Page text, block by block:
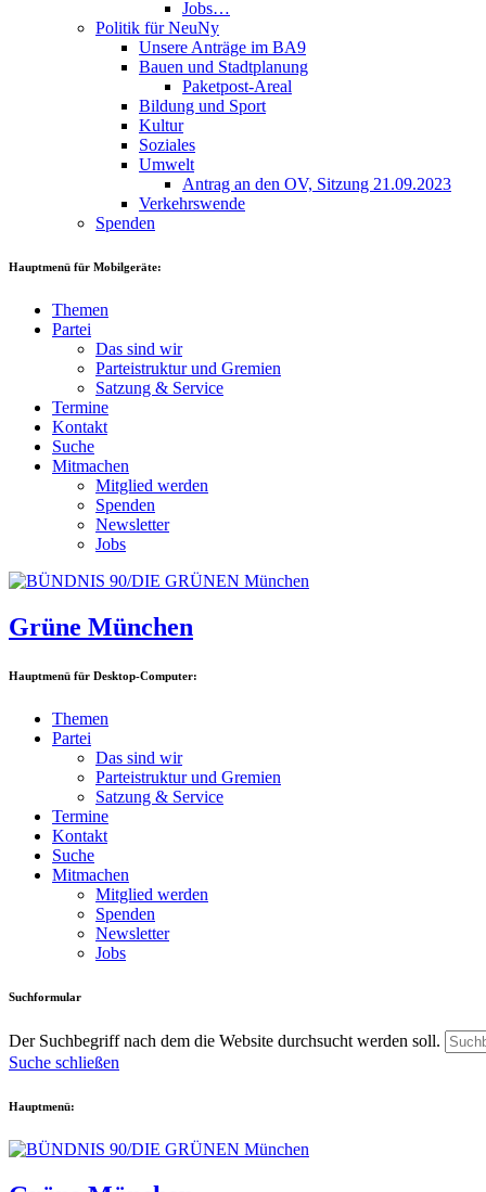
Jobs…
Politik für NeuNy
Unsere Anträge im BA9
Bauen und Stadtplanung
Paketpost-Areal
Bildung und Sport
Kultur
Soziales
Umwelt
Antrag an den OV, Sitzung 21.09.2023
Verkehrswende
Spenden
Hauptmenü für Mobilgeräte:
Themen
Partei
Das sind wir
Parteistruktur und Gremien
Satzung & Service
Termine
Kontakt
Suche
Mitmachen
Mitglied werden
Spenden
Newsletter
Jobs
Grüne München
Hauptmenü für Desktop-Computer:
Themen
Partei
Das sind wir
Parteistruktur und Gremien
Satzung & Service
Termine
Kontakt
Suche
Mitmachen
Mitglied werden
Spenden
Newsletter
Jobs
Suchformular
Der Suchbegriff nach dem die Website durchsucht werden soll.
Suche schließen
Hauptmenü: